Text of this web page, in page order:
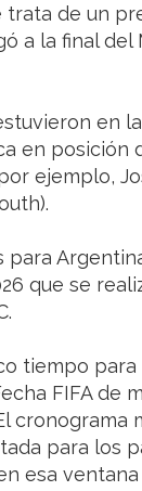
trata de un
a la final
en
en posición
ejemplo,
para
que se
tiempo
FIFA de
cronograma
para los
esa